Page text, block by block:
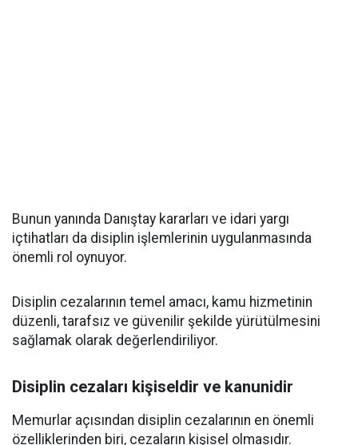
Bunun yanında Danıştay kararları ve idari yargı
içtihatları da disiplin işlemlerinin uygulanmasında
önemli rol oynuyor.
Disiplin cezalarının temel amacı, kamu hizmetinin
düzenli, tarafsız ve güvenilir şekilde yürütülmesini
sağlamak olarak değerlendiriliyor.
Disiplin cezaları kişiseldir ve kanunidir
Memurlar açısından disiplin cezalarının en önemli
özelliklerinden biri, cezaların kişisel olmasıdır.